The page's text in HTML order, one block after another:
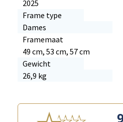
2025
Frame type
Dames
Framemaat
49 cm, 53 cm, 57 cm
Gewicht
26,9 kg